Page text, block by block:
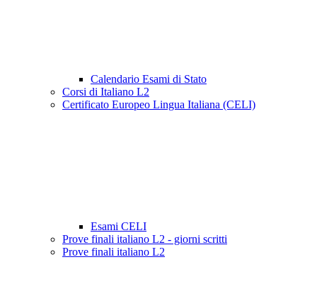
Calendario Esami di Stato
Corsi di Italiano L2
Certificato Europeo Lingua Italiana (CELI)
Esami CELI
Prove finali italiano L2 - giorni scritti
Prove finali italiano L2